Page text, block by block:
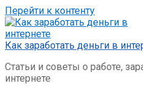
Перейти к контенту
Как заработать деньги в
Статьи и советы о работе,
интернете